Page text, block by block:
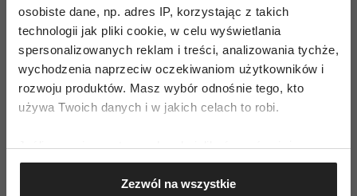
osobiste dane, np. adres IP, korzystając z takich
technologii jak pliki cookie, w celu wyświetlania
spersonalizowanych reklam i treści, analizowania tychże,
wychodzenia naprzeciw oczekiwaniom użytkowników i
rozwoju produktów. Masz wybór odnośnie tego, kto
używa Twoich danych i w jakich celach to robi.
Jeśli wyrazisz na to zgodę, chcielibyśmy również:
Gromadzić dane dotyczące Twojej lokalizacji
geograficznej z dokładnością nawet do kilku metrów
Zezwól na wszystkie